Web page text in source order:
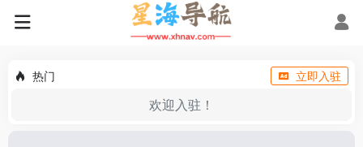
热门 立即入驻
欢迎入驻！